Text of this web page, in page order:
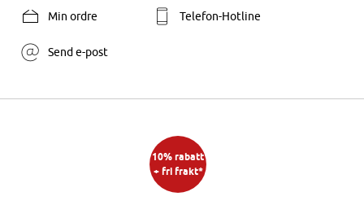
Min ordre Telefon-Hotline
Send e-post
10% rabatt
+ fri frakt*